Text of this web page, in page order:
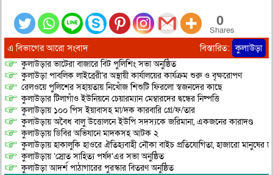
0
Shares
এ বিভাগের আরো সংবাদ বিস্তারিত: কুলাউড়া
কুলাউড়ার ভাটেরা বাজারে বিট পুলিশিং সভা অনুষ্ঠিত
কুলাউড়া পাবলিক লাইব্রেরী’র অস্থায়ী কার্যালয়ের কার্যক্রম শুরু ও বৃক্ষরোপণ
রেলওয়ে পুলিশের সহায়তায় নিখোঁজ শিশুটি ফিরলো স্বজনদের কাছে
কুলাউড়ার টিলাগাঁও ইউনিয়নে চেয়ারম্যান মেম্বারদের দ্বন্ধের নিষ্পত্তি
কুলাউড়ায় ১০০ পিস ইয়াবাসহ মা/দক কারবারি গ্রে/ফ/তার
কুলাউড়ায় অবৈধ বালু উত্তোলনে ইউপি সদস্যকে জরিমানা, একজনের কারাদণ্ড
কুলাউড়ায় ডিবির অভিযানে মাদকসহ আটক ২
কুলাউড়ায় হাকালুকি হাওরে ঐতিহ্যবাহী নৌকা বাইচ প্রতিযোগিতা, হাজারো মানুষের
কুলাউড়ায় ‘স্রোত সাহিত্য পর্ষদ’এর সভা অনুষ্ঠিত
কুলাউড়া আদর্শ পাঠাগারের পুরস্কার বিতরণ অনুষ্ঠিত